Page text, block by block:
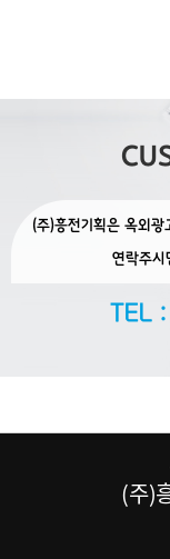
(주)흥전기획은 옥외
연락주시
TEL
(주)